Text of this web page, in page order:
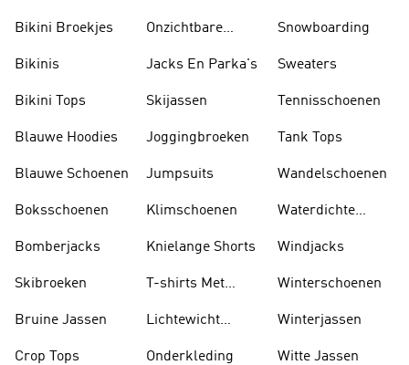
Bikini Broekjes
Bikinis
Bikini Tops
Blauwe Hoodies
Blauwe Schoenen
Boksschoenen
Bomberjacks
Skibroeken
Bruine Jassen
Crop Tops
Onzichtbare
Jacks En Parka's
Skijassen
Joggingbroeken
Jumpsuits
Klimschoenen
Knielange Shorts
T-shirts Met
Lichtewicht
Onderkleding
Snowboarding
Sweaters
Tennisschoenen
Tank Tops
Wandelschoenen
Waterdichte
Windjacks
Winterschoenen
Winterjassen
Witte Jassen